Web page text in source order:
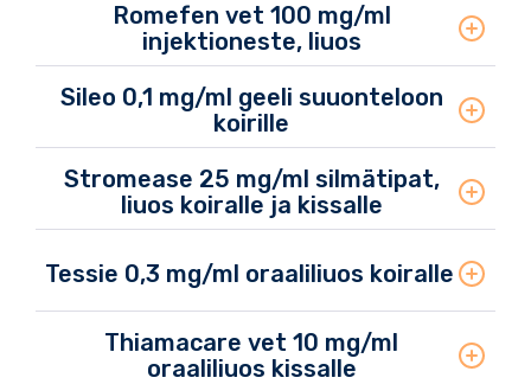
Romefen vet 100 mg/ml
injektioneste, liuos
Sileo 0,1 mg/ml geeli suuonteloon
koirille
Stromease 25 mg/ml silmätipat,
liuos koiralle ja kissalle
Tessie 0,3 mg/ml oraaliliuos koiralle
Thiamacare vet 10 mg/ml
oraaliliuos kissalle